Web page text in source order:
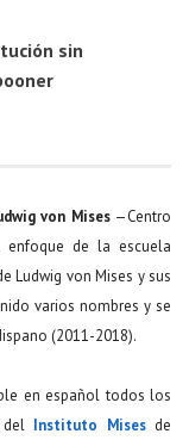
sin
von Mises—Centro
de la escuela
Ludwig von Mises y sus
varios nombres y se
(2011-2018).
en español todos los
Instituto Misesde